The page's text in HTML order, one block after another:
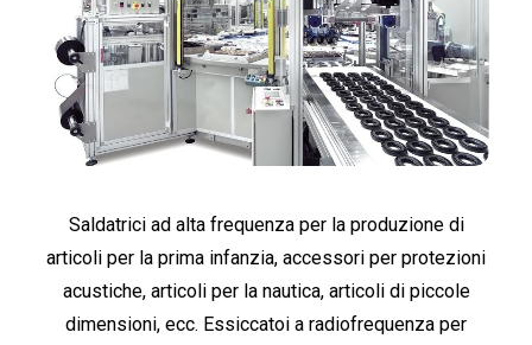
Saldatrici ad alta frequenza per la produzione di
articoli per la prima infanzia, accessori per protezioni
acustiche, articoli per la nautica, articoli di piccole
dimensioni, ecc. Essiccatoi a radiofrequenza per